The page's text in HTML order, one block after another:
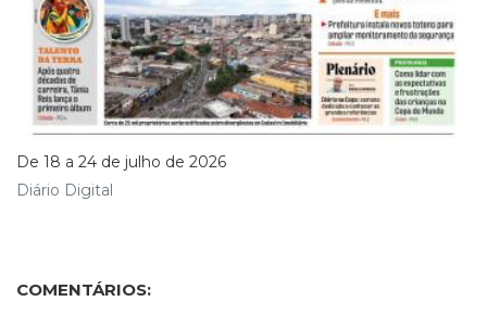
De 18 a 24 de julho de 2026
Diário Digital
COMENTÁRIOS: